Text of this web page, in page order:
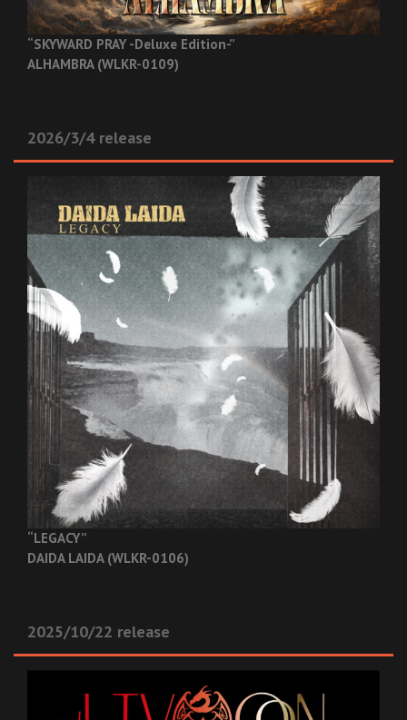
“SKYWARD PRAY -Deluxe Edition-”
ALHAMBRA (WLKR-0109)
2026/3/4 release
“LEGACY”
DAIDA LAIDA (WLKR-0106)
2025/10/22 release